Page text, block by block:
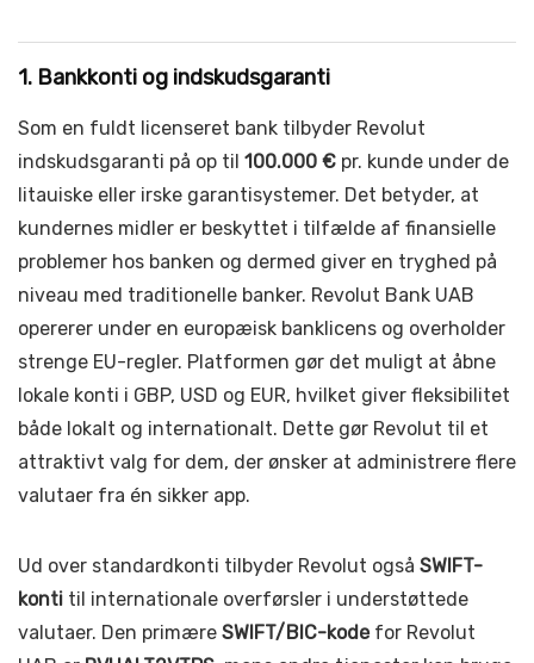
1. Bankkonti og indskudsgaranti
Som en fuldt licenseret bank tilbyder Revolut
indskudsgaranti på op til 100.000 € pr. kunde under de
litauiske eller irske garantisystemer. Det betyder, at
kundernes midler er beskyttet i tilfælde af finansielle
problemer hos banken og dermed giver en tryghed på
niveau med traditionelle banker. Revolut Bank UAB
opererer under en europæisk banklicens og overholder
strenge EU-regler. Platformen gør det muligt at åbne
lokale konti i GBP, USD og EUR, hvilket giver fleksibilitet
både lokalt og internationalt. Dette gør Revolut til et
attraktivt valg for dem, der ønsker at administrere flere
valutaer fra én sikker app.
Ud over standardkonti tilbyder Revolut også SWIFT-
konti til internationale overførsler i understøttede
valutaer. Den primære SWIFT/BIC-kodefor Revolut